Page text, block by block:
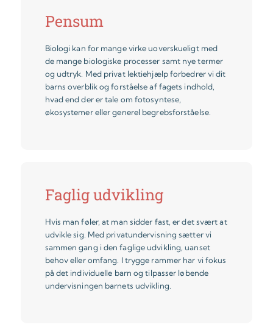
Pensum
Biologi kan for mange virke uoverskueligt med
de mange biologiske processer samt nye termer
og udtryk. Med privat lektiehjælp forbedrer vi dit
barns overblik og forståelse af fagets indhold,
hvad end der er tale om fotosyntese,
økosystemer eller generel begrebsforståelse.
Faglig udvikling
Hvis man føler, at man sidder fast, er det svært at
udvikle sig. Med privatundervisning sætter vi
sammen gang i den faglige udvikling, uanset
behov eller omfang. I trygge rammer har vi fokus
på det individuelle barn og tilpasser løbende
undervisningen barnets udvikling.